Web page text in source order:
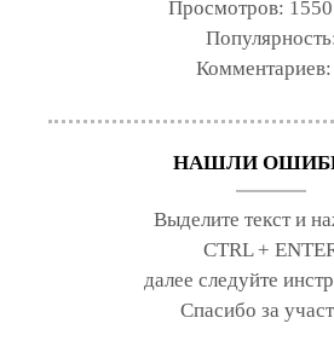
Просмотров:
Комментариев:
НАШЛИ
Выделите текст и
CTRL +
далее следуйте
Спасибо за